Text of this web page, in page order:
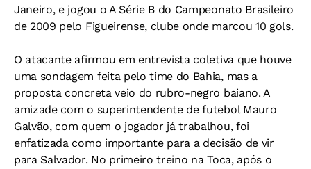
Janeiro, e jogou o A Série B do Campeonato Brasileiro
de 2009 pelo Figueirense, clube onde marcou 10 gols.
O atacante afirmou em entrevista coletiva que houve
uma sondagem feita pelo time do Bahia, mas a
proposta concreta veio do rubro-negro baiano. A
amizade com o superintendente de futebol Mauro
Galvão, com quem o jogador já trabalhou, foi
enfatizada como importante para a decisão de vir
para Salvador. No primeiro treino na Toca, após o